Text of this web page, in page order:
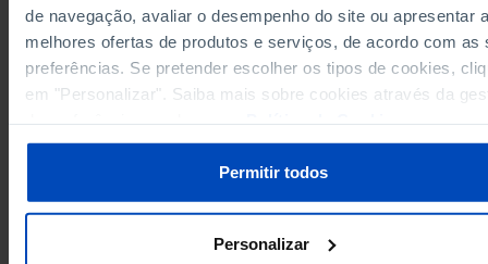
de navegação, avaliar o desempenho do site ou apresentar
melhores ofertas de produtos e serviços, de acordo com as
preferências. Se pretender escolher os tipos de cookies,
em "Personalizar". Saiba mais sobre cookies através da
Permitir todos
Personalizar
2007
193,988
190,807
2008
187,800
185,028
2009
181,197
178,781
176,985
176,874
RELATED
Wine production by colour in Portugal